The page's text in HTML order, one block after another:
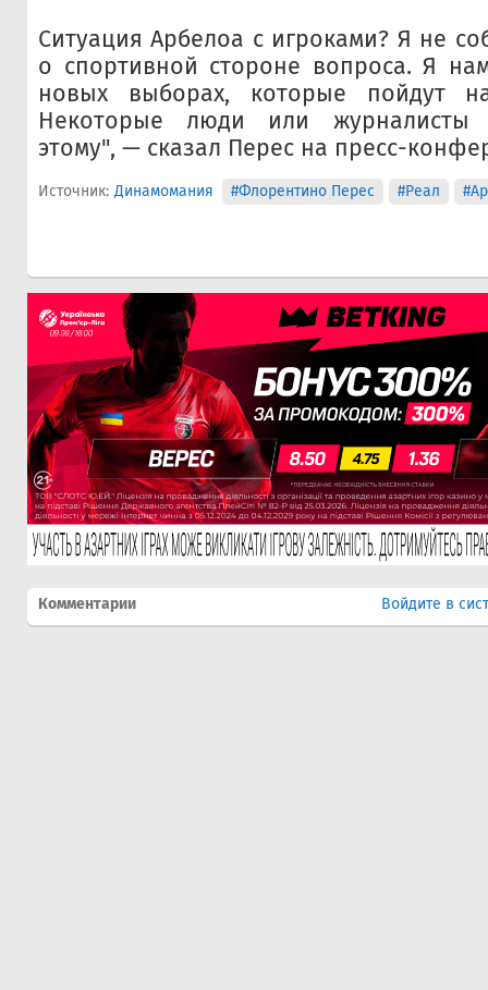
Ситуация Арбелоа с игроками? Я не
о спортивной стороне вопроса. Я
новых выборах, которые пойдут
Некоторые люди или журналисты
этому", — сказал Перес на пресс-
Источник: Динамомания #Флорентино Перес #Реал
Комментарии Войдите в